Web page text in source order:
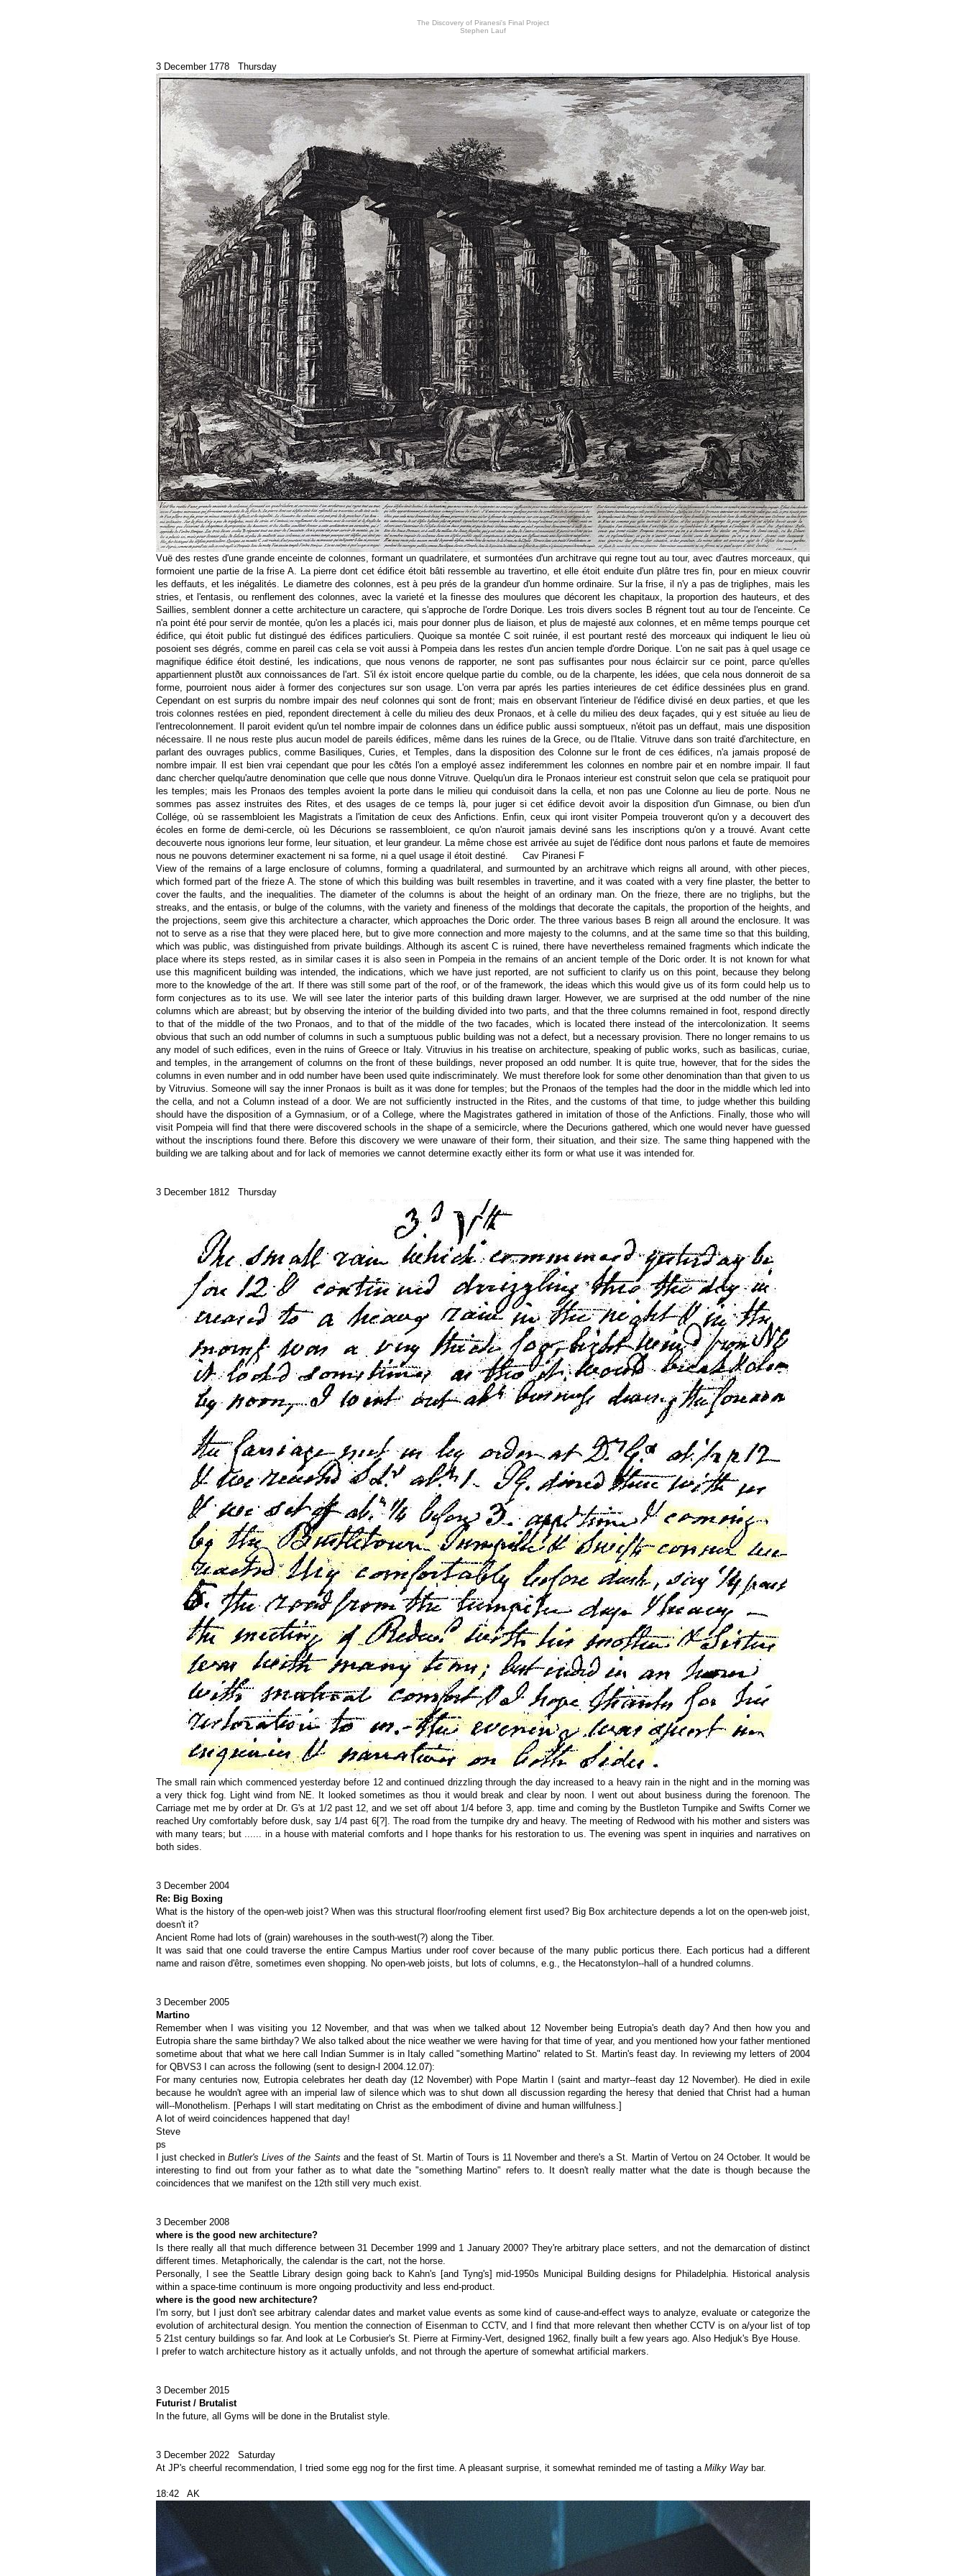
The Discovery of Piranesi's Final Project
Stephen Lauf
3 December 1778 Thursday
Vuë des restes d'une grande enceinte de colonnes, formant un quadrilatere, et surmontées d'un architrave qui regne tout au tour, avec d'autres morceaux, qui
formoient une partie de la frise A. La pierre dont cet édifice étoit bâti ressemble au travertino, et elle étoit enduite d'un plâtre tres fin, pour en mieux couvrir
les deffauts, et les inégalités. Le diametre des colonnes, est à peu prés de la grandeur d'un homme ordinaire. Sur la frise, il n'y a pas de trigliphes, mais les
stries, et l'entasis, ou renflement des colonnes, avec la varieté et la finesse des moulures que décorent les chapitaux, la proportion des hauteurs, et des
Saillies, semblent donner a cette architecture un caractere, qui s'approche de l'ordre Dorique. Les trois divers socles B régnent tout au tour de l'enceinte. Ce
n'a point été pour servir de montée, qu'on les a placés ici, mais pour donner plus de liaison, et plus de majesté aux colonnes, et en même temps pourque cet
édifice, qui étoit public fut distingué des édifices particuliers. Quoique sa montée C soit ruinée, il est pourtant resté des morceaux qui indiquent le lieu où
posoient ses dégrés, comme en pareil cas cela se voit aussi à Pompeia dans les restes d'un ancien temple d'ordre Dorique. L'on ne sait pas à quel usage ce
magnifique édifice étoit destiné, les indications, que nous venons de rapporter, ne sont pas suffisantes pour nous éclaircir sur ce point, parce qu'elles
appartiennent plustðt aux connoissances de l'art. S'il éx istoit encore quelque partie du comble, ou de la charpente, les idées, que cela nous donneroit de sa
forme, pourroient nous aider à former des conjectures sur son usage. L'on verra par aprés les parties interieures de cet édifice dessinées plus en grand.
Cependant on est surpris du nombre impair des neuf colonnes qui sont de front; mais en observant l'interieur de l'édifice divisé en deux parties, et que les
trois colonnes restées en pied, repondent directement à celle du milieu des deux Pronaos, et à celle du milieu des deux façades, qui y est située au lieu de
l'entrecolonnement. Il paroit evident qu'un tel nombre impair de colonnes dans un édifice public aussi somptueux, n'étoit pas un deffaut, mais une disposition
nécessaire. Il ne nous reste plus aucun model de pareils édifices, même dans les ruines de la Grece, ou de l'Italie. Vitruve dans son traité d'architecture, en
parlant des ouvrages publics, comme Basiliques, Curies, et Temples, dans la disposition des Colonne sur le front de ces édifices, n'a jamais proposé de
nombre impair. Il est bien vrai cependant que pour les cðtés l'on a employé assez indiferemment les colonnes en nombre pair et en nombre impair. Il faut
danc chercher quelqu'autre denomination que celle que nous donne Vitruve. Quelqu'un dira le Pronaos interieur est construit selon que cela se pratiquoit pour
les temples; mais les Pronaos des temples avoient la porte dans le milieu qui conduisoit dans la cella, et non pas une Colonne au lieu de porte. Nous ne
sommes pas assez instruites des Rites, et des usages de ce temps là, pour juger si cet édifice devoit avoir la disposition d'un Gimnase, ou bien d'un
Collége, où se rassembloient les Magistrats a l'imitation de ceux des Anfictions. Enfin, ceux qui iront visiter Pompeia trouveront qu'on y a decouvert des
écoles en forme de demi-cercle, où les Décurions se rassembloient, ce qu'on n'auroit jamais deviné sans les inscriptions qu'on y a trouvé. Avant cette
decouverte nous ignorions leur forme, leur situation, et leur grandeur. La même chose est arrivée au sujet de l'édifice dont nous parlons et faute de memoires
nous ne pouvons determiner exactement ni sa forme, ni a quel usage il étoit destiné. Cav Piranesi F
View of the remains of a large enclosure of columns, forming a quadrilateral, and surmounted by an architrave which reigns all around, with other pieces,
which formed part of the frieze A. The stone of which this building was built resembles in travertine, and it was coated with a very fine plaster, the better to
cover the faults, and the inequalities. The diameter of the columns is about the height of an ordinary man. On the frieze, there are no trigliphs, but the
streaks, and the entasis, or bulge of the columns, with the variety and fineness of the moldings that decorate the capitals, the proportion of the heights, and
the projections, seem give this architecture a character, which approaches the Doric order. The three various bases B reign all around the enclosure. It was
not to serve as a rise that they were placed here, but to give more connection and more majesty to the columns, and at the same time so that this building,
which was public, was distinguished from private buildings. Although its ascent C is ruined, there have nevertheless remained fragments which indicate the
place where its steps rested, as in similar cases it is also seen in Pompeia in the remains of an ancient temple of the Doric order. It is not known for what
use this magnificent building was intended, the indications, which we have just reported, are not sufficient to clarify us on this point, because they belong
more to the knowledge of the art. If there was still some part of the roof, or of the framework, the ideas which this would give us of its form could help us to
form conjectures as to its use. We will see later the interior parts of this building drawn larger. However, we are surprised at the odd number of the nine
columns which are abreast; but by observing the interior of the building divided into two parts, and that the three columns remained in foot, respond directly
to that of the middle of the two Pronaos, and to that of the middle of the two facades, which is located there instead of the intercolonization. It seems
obvious that such an odd number of columns in such a sumptuous public building was not a defect, but a necessary provision. There no longer remains to us
any model of such edifices, even in the ruins of Greece or Italy. Vitruvius in his treatise on architecture, speaking of public works, such as basilicas, curiae,
and temples, in the arrangement of columns on the front of these buildings, never proposed an odd number. It is quite true, however, that for the sides the
columns in even number and in odd number have been used quite indiscriminately. We must therefore look for some other denomination than that given to us
by Vitruvius. Someone will say the inner Pronaos is built as it was done for temples; but the Pronaos of the temples had the door in the middle which led into
the cella, and not a Column instead of a door. We are not sufficiently instructed in the Rites, and the customs of that time, to judge whether this building
should have the disposition of a Gymnasium, or of a College, where the Magistrates gathered in imitation of those of the Anfictions. Finally, those who will
visit Pompeia will find that there were discovered schools in the shape of a semicircle, where the Decurions gathered, which one would never have guessed
without the inscriptions found there. Before this discovery we were unaware of their form, their situation, and their size. The same thing happened with the
building we are talking about and for lack of memories we cannot determine exactly either its form or what use it was intended for.
3 December 1812 Thursday
The small rain which commenced yesterday before 12 and continued drizzling through the day increased to a heavy rain in the night and in the morning was
a very thick fog. Light wind from NE. It looked sometimes as thou it would break and clear by noon. I went out about business during the forenoon. The
Carriage met me by order at Dr. G's at 1/2 past 12, and we set off about 1/4 before 3, app. time and coming by the Bustleton Turnpike and Swifts Corner we
reached Ury comfortably before dusk, say 1/4 past 6[?]. The road from the turnpike dry and heavy. The meeting of Redwood with his mother and sisters was
with many tears; but ...... in a house with material comforts and I hope thanks for his restoration to us. The evening was spent in inquiries and narratives on
both sides.
3 December 2004
Re: Big Boxing
What is the history of the open-web joist? When was this structural floor/roofing element first used? Big Box architecture depends a lot on the open-web joist,
doesn't it?
Ancient Rome had lots of (grain) warehouses in the south-west(?) along the Tiber.
It was said that one could traverse the entire Campus Martius under roof cover because of the many public porticus there. Each porticus had a different
name and raison d'être, sometimes even shopping. No open-web joists, but lots of columns, e.g., the Hecatonstylon--hall of a hundred columns.
3 December 2005
Martino
Remember when I was visiting you 12 November, and that was when we talked about 12 November being Eutropia's death day? And then how you and
Eutropia share the same birthday? We also talked about the nice weather we were having for that time of year, and you mentioned how your father mentioned
sometime about that what we here call Indian Summer is in Italy called "something Martino" related to St. Martin's feast day. In reviewing my letters of 2004
for QBVS3 I can across the following (sent to design-l 2004.12.07):
For many centuries now, Eutropia celebrates her death day (12 November) with Pope Martin I (saint and martyr--feast day 12 November). He died in exile
because he wouldn't agree with an imperial law of silence which was to shut down all discussion regarding the heresy that denied that Christ had a human
will--Monothelism. [Perhaps I will start meditating on Christ as the embodiment of divine and human willfulness.]
A lot of weird coincidences happened that day!
Steve
ps
I just checked inButler's Lives of the Saints and the feast of St. Martin of Tours is 11 November and there's a St. Martin of Vertou on 24 October. It would be
interesting to find out from your father as to what date the "something Martino" refers to. It doesn't really matter what the date is though because the
coincidences that we manifest on the 12th still very much exist.
3 December 2008
where is the good new architecture?
Is there really all that much difference between 31 December 1999 and 1 January 2000? They're arbitrary place setters, and not the demarcation of distinct
different times. Metaphorically, the calendar is the cart, not the horse.
Personally, I see the Seattle Library design going back to Kahn's [and Tyng's] mid-1950s Municipal Building designs for Philadelphia. Historical analysis
within a space-time continuum is more ongoing productivity and less end-product.
where is the good new architecture?
I'm sorry, but I just don't see arbitrary calendar dates and market value events as some kind of cause-and-effect ways to analyze, evaluate or categorize the
evolution of architectural design. You mention the connection of Eisenman to CCTV, and I find that more relevant then whether CCTV is on a/your list of top
5 21st century buildings so far. And look at Le Corbusier's St. Pierre at Firminy-Vert, designed 1962, finally built a few years ago. Also Hedjuk's Bye House.
I prefer to watch architecture history as it actually unfolds, and not through the aperture of somewhat artificial markers.
3 December 2015
Futurist / Brutalist
In the future, all Gyms will be done in the Brutalist style.
3 December 2022 Saturday
At JP's cheerful recommendation, I tried some egg nog for the first time. A pleasant surprise, it somewhat reminded me of tasting a Milky Way bar.
18:42 AK